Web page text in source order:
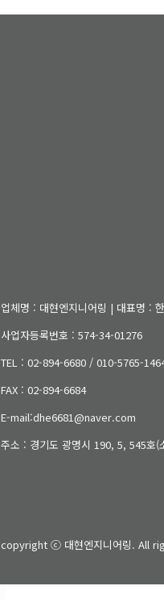
업체명 : 대현엔지니어링 | 대표명 :
사업자등록번호 : 574-34-01276
TEL : 02-894-6680 / 010-5765-
FAX : 02-894-6684
E-mail:dhe6681@naver.com
주소 : 경기도 광명시 190, 5, 545호(
copyright ⓒ 대현엔지니어링. All